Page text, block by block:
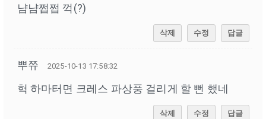
냠냠쩝쩝 꺽(?)
삭제 수정 답글
뿌쮸 2025-10-13 17:58:32
헉 하마터면 크레스 파상풍 걸리게 할 뻔 했네
삭제 수정 답글